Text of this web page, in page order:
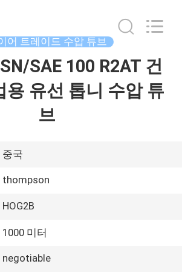
어 트레이드 수압 튜브
SAE 100 R2AT 건
용 유선 톱니 수압 튜
브
중국
thompson
HOG2B
1000 미터
negotiable